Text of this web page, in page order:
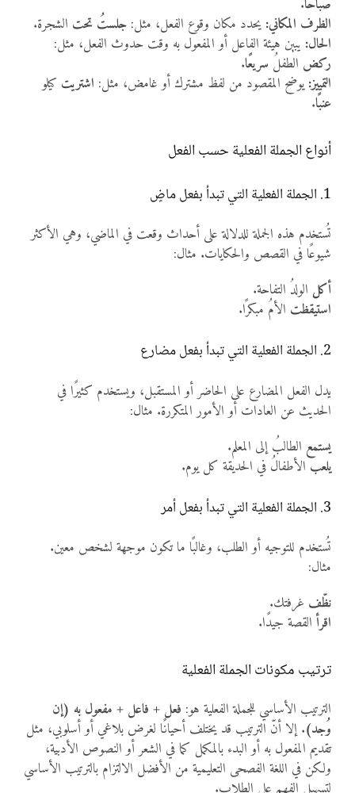
صباحًا.
الظرف المكاني: يحدد مكان وقوع الفعل، مثل: جلستُ تحت الشجرة.
الحال: يبين هيئة الفاعل أو المفعول به وقت حدوث الفعل، مثل:
ركض الطفلُ سريعًا.
التمييز:يوضح المقصود من لفظ مشترك أو غامض، مثل: اشتريت كيلو
عنبًا.
أنواع الجملة الفعلية حسب الفعل
1. الجملة الفعلية التي تبدأ بفعل ماضٍ
تُستخدم هذه الجملة للدلالة على أحداث وقعت في الماضي، وهي الأكثر
شيوعًا في القصص والحكايات. مثال:
أكلالولدُ التفاحة.
استيقظت الأمُ مبكرًا.
2. الجملة الفعلية التي تبدأ بفعل مضارع
يدل الفعل المضارع على الحاضر أو المستقبل، ويستخدم كثيرًا في
الحديث عن العادات أو الأمور المتكررة. مثال:
يستمع الطالبُ إلى المعلم.
يلعب الأطفالُ في الحديقة كل يوم.
3. الجملة الفعلية التي تبدأ بفعل أمر
تُستخدم للتوجيه أو الطلب، وغالبًا ما تكون موجهة لشخص معين.
مثال:
نظّف غرفتك.
اقرأالقصة جيدًا.
ترتيب مكونات الجملة الفعلية
الترتيب الأساسي للجملة الفعلية هو: فعل + فاعل + مفعول به (إن
وُجد). إلا أنّ الترتيب قد يختلف أحيانًا لغرض بلاغي أو أسلوبي، مثل
تقديم المفعول به أو البدء بالمكمل كما في الشعر أو النصوص الأدبية،
ولكن في اللغة الفصحى التعليمية من الأفضل الالتزام بالترتيب الأساسي